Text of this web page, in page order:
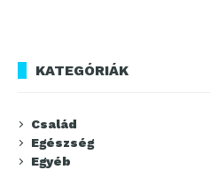
KATEGÓRIÁK
Család
Egészség
Egyéb